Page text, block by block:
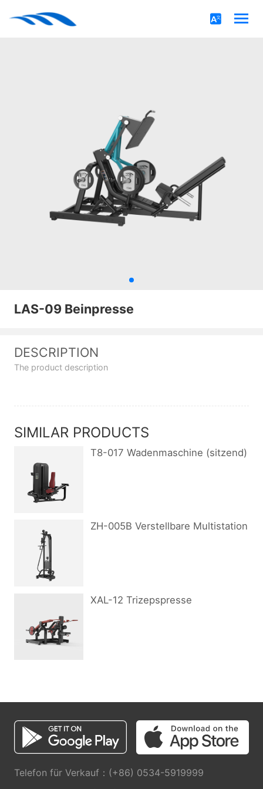
LAS-09 Beinpresse
DESCRIPTION
The product description
SIMILAR PRODUCTS
T8-017 Wadenmaschine (sitzend)
ZH-005B Verstellbare Multistation
XAL-12 Trizepspresse
Telefon für Verkauf：(+86) 0534-5919999